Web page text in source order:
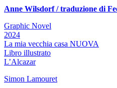
Anne Wilsdorf / traduzione di
Graphic Novel
2024
La mia vecchia casa NUOVA
Libro illustrato
L’Alcazar
Simon Lamouret